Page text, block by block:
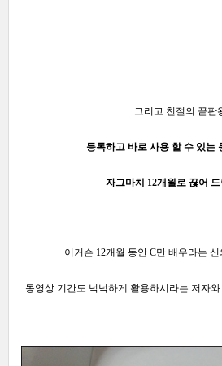
그리고 친절의 끝판
등록하고 바로 사용 할 수 있는
자그마치 12개월로 끊어
이거슨 12개월 동안 C만 배우라는 신
동영상 기간도 넉넉하게 활용하시라는 저자